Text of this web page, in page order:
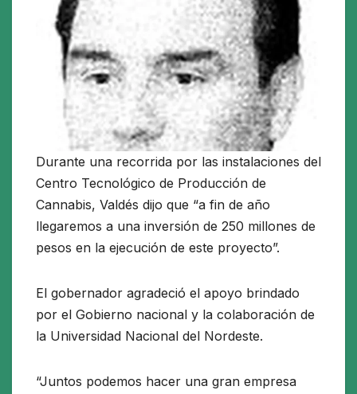
Durante una recorrida por las instalaciones del
Centro Tecnológico de Producción de
Cannabis, Valdés dijo que “a fin de año
llegaremos a una inversión de 250 millones de
pesos en la ejecución de este proyecto”.
El gobernador agradeció el apoyo brindado
por el Gobierno nacional y la colaboración de
la Universidad Nacional del Nordeste.
“Juntos podemos hacer una gran empresa